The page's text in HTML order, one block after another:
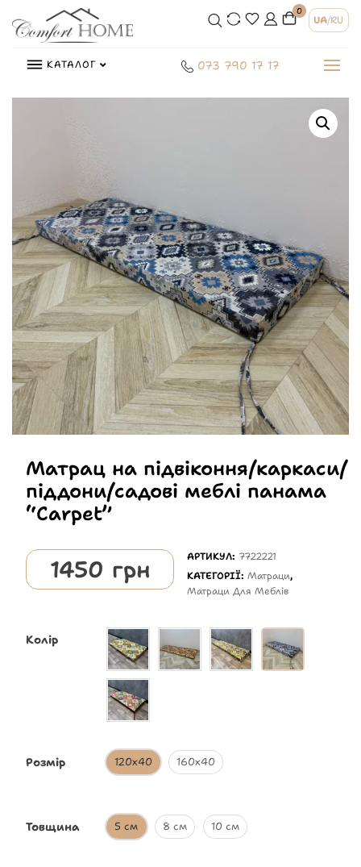
0
UA/RU
КАТАЛОГ 073 790 17 17
Матрац на підвіконня/каркаси/
піддони/садові меблі панама
“Carpet”
1450 грн АРТИКУЛ: 7722221
КАТЕГОРІЇ:Матраци,
Матраци Для Меблів
Колір
Розмір 120х40 160х40
Товщина 5 см 8 см 10 см